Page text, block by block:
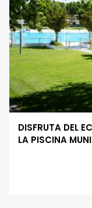
DISFRUTA DEL
LA PISCINA